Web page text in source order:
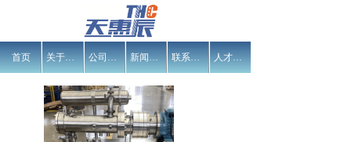
首页 关于我们 公司业务范围与研发方向 新闻中心 联系我们 人才招聘